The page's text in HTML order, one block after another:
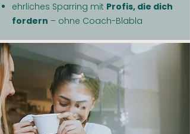
ehrliches Sparring mit Profis, die dich
fordern – ohne Coach-Blabla